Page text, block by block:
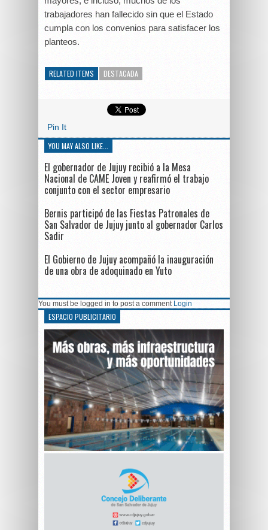
trabajadores han fallecido sin que el Estado
cumpla con los convenios para satisfacer los
planteos.
RELATED ITEMS DESTACADA
Pin It
YOU MAY ALSO LIKE...
El gobernador de Jujuy recibió a la Mesa
Nacional de CAME Joven y reafirmó el trabajo
conjunto con el sector empresario
Bernis participó de las Fiestas Patronales de
San Salvador de Jujuy junto al gobernador Carlos
Sadir
El Gobierno de Jujuy acompañó la inauguración
de una obra de adoquinado en Yuto
You must be logged in to post a comment Login
ESPACIO PUBLICITARIO